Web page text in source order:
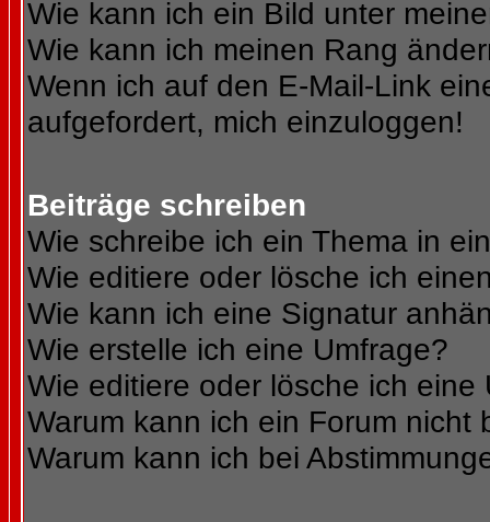
Wie kann ich ein Bild unter
Wie kann ich meinen Rang
Wenn ich auf den E-Mail-Link
aufgefordert, mich einzuloggen!
Beiträge schreiben
Wie schreibe ich ein Thema in
Wie editiere oder lösche ich
Wie kann ich eine Signatur
Wie erstelle ich eine Umfrage?
Wie editiere oder lösche ich eine
Warum kann ich ein Forum nicht
Warum kann ich bei